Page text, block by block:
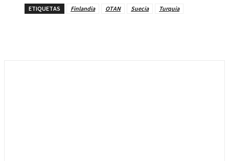
ETIQUETAS Finlandia OTAN Suecia Turquia